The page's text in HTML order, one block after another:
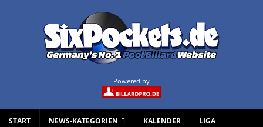
Powered by
START NEWS-KATEGORIEN KALENDER LIGA